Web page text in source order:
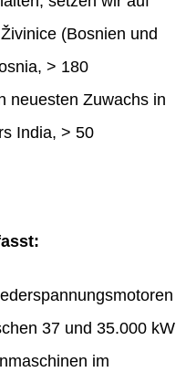
(Bosnien und
> 180
neuesten Zuwachs in
India, > 50
37 und 35.000 kW
im